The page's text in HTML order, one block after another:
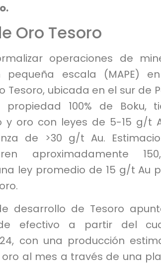
Oro Tesoro
operaciones de
escala (MAPE)
Tesoro, ubicada en el sur de
propiedad 100% de Boku,
y oro con leyes de 5-15 g/t
de >30 g/t Au.
aproximadamente
ley promedio de 15 g/t Au
desarrollo de Tesoro
efectivo a partir del
con una producción
oro al mes a través de una